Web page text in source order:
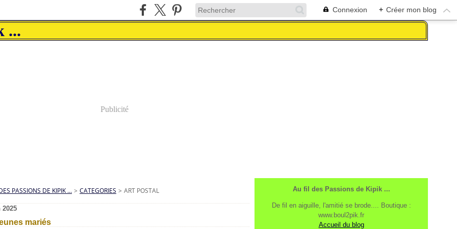
Connexion + Créer mon blog
Publicité
PASSIONS DE KIPIK ... > CATEGORIES > ART POSTAL
2025
mariés
Au fil des Passions de Kipik ...
De fil en aiguille, l'amitié se brode.... Boutique :
www.boul2pik.fr
Accueil du blog